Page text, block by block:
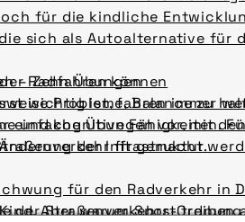
für die kindliche
sich als Autoalternative für
Radfahren können
wichtig ist, fahren immer
und kognitive Fähigkeiten.
der Infrastruktur.
Aber warum Sport
– Zehn Übungen
Probleme, Balance zu
Übungen vor, mit
fit gemacht
für den Radverkehr in
der Straßenverkehrs-